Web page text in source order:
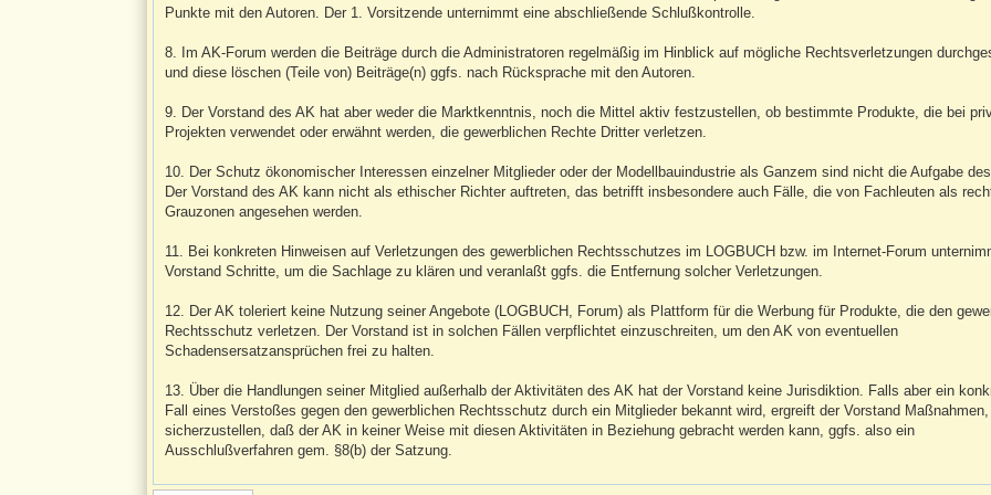
Punkte mit den Autoren. Der 1. Vorsitzende unternimmt eine abschließende Schlußkontrolle.
8. Im AK-Forum werden die Beiträge durch die Administratoren regelmäßig im Hinblick auf mögliche Rechtsverletzungen
und diese löschen (Teile von) Beiträge(n) ggfs. nach Rücksprache mit den Autoren.
9. Der Vorstand des AK hat aber weder die Marktkenntnis, noch die Mittel aktiv festzustellen, ob bestimmte Produkte, die bei
Projekten verwendet oder erwähnt werden, die gewerblichen Rechte Dritter verletzen.
10. Der Schutz ökonomischer Interessen einzelner Mitglieder oder der Modellbauindustrie als Ganzem sind nicht die Aufgabe
Der Vorstand des AK kann nicht als ethischer Richter auftreten, das betrifft insbesondere auch Fälle, die von Fachleuten als
Grauzonen angesehen werden.
11. Bei konkreten Hinweisen auf Verletzungen des gewerblichen Rechtsschutzes im LOGBUCH bzw. im Internet-Forum
Vorstand Schritte, um die Sachlage zu klären und veranlaßt ggfs. die Entfernung solcher Verletzungen.
12. Der AK toleriert keine Nutzung seiner Angebote (LOGBUCH, Forum) als Plattform für die Werbung für Produkte, die den
Rechtsschutz verletzen. Der Vorstand ist in solchen Fällen verpflichtet einzuschreiten, um den AK von eventuellen
Schadensersatzansprüchen frei zu halten.
13. Über die Handlungen seiner Mitglied außerhalb der Aktivitäten des AK hat der Vorstand keine Jurisdiktion. Falls aber ein
Fall eines Verstoßes gegen den gewerblichen Rechtsschutz durch ein Mitglieder bekannt wird, ergreift der Vorstand Maßnahmen,
sicherzustellen, daß der AK in keiner Weise mit diesen Aktivitäten in Beziehung gebracht werden kann, ggfs. also ein
Ausschlußverfahren gem. §8(b) der Satzung.